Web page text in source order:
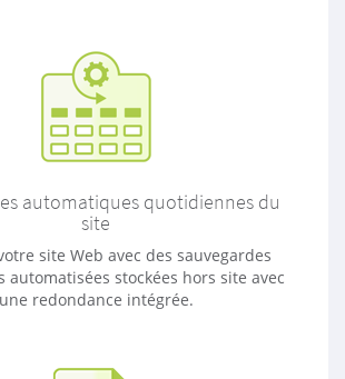
automatiques quotidiennes du
site
site Web avec des sauvegardes
automatisées stockées hors site avec
une redondance intégrée.